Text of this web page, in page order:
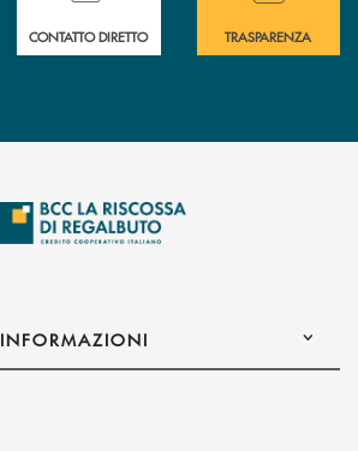
CONTATTO DIRETTO TRASPARENZA
INFORMAZIONI